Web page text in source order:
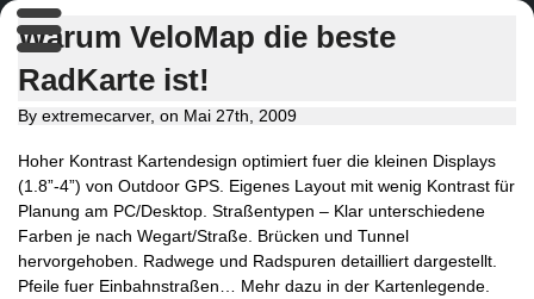
Warum VeloMap die beste
RadKarte ist!
By extremecarver, on Mai 27th, 2009
Hoher Kontrast Kartendesign optimiert fuer die kleinen Displays
(1.8”-4”) von Outdoor GPS. Eigenes Layout mit wenig Kontrast für
Planung am PC/Desktop. Straßentypen – Klar unterschiedene
Farben je nach Wegart/Straße. Brücken und Tunnel
hervorgehoben. Radwege und Radspuren detailliert dargestellt.
Pfeile fuer Einbahnstraßen… Mehr dazu in der Kartenlegende.